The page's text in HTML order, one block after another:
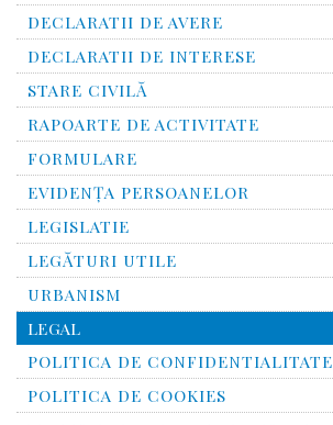
DECLARATII DE AVERE
DECLARATII DE INTERESE
STARE CIVILĂ
RAPOARTE DE ACTIVITATE
FORMULARE
EVIDENȚA PERSOANELOR
LEGISLATIE
LEGĂTURI UTILE
URBANISM
LEGAL
POLITICA DE CONFIDENTIALITATE
POLITICA DE COOKIES